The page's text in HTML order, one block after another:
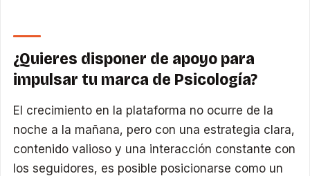
¿Quieres disponer de apoyo para
impulsar tu marca de Psicología?
El crecimiento en la plataforma no ocurre de la
noche a la mañana, pero con una estrategia clara,
contenido valioso y una interacción constante con
los seguidores, es posible posicionarse como un